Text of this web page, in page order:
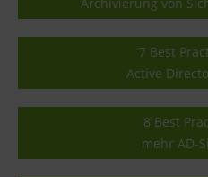
Archivierung von
7 Best
Active
8 Best
mehr AD-